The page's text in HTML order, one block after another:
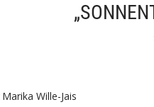
Wille-Jais